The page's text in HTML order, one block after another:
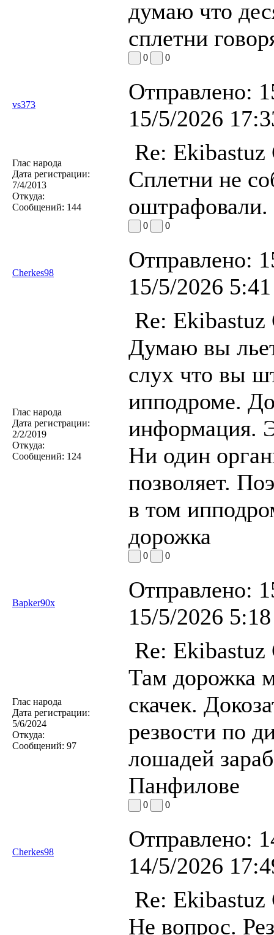
думаю что
сплетни
0 0
vs373
Отправлено:
15/5/2026
Глас народа
Дата регистрации:
7/4/2013
Откуда:
Сообщений: 144
Re: Ekibastuz
Сплетни не
оштрафовали.
0 0
Cherkes98
Отправлено:
15/5/2026 5:41
Глас народа
Дата регистрации:
2/2/2019
Откуда:
Сообщений: 124
Re: Ekibastuz
Думаю вы
слух что вы
ипподроме.
информация.
Ни один
позволяет.
в том
дорожка
0 0
Bapker90x
Отправлено:
15/5/2026 5:18
Глас народа
Дата регистрации:
5/6/2024
Откуда:
Сообщений: 97
Re: Ekibastuz
Там дорожка
скачек.
резвости по
лошадей
Панфилове
0 0
Cherkes98
Отправлено:
14/5/2026
Re: Ekibastuz
Не вопрос.